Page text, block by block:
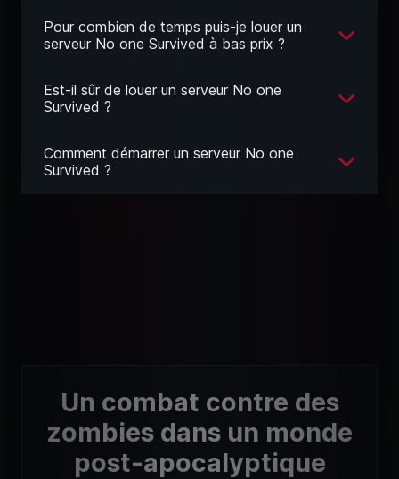
Pour combien de temps puis-je louer un
serveur No one Survived à bas prix ?
Est-il sûr de louer un serveur No one
Survived ?
Comment démarrer un serveur No one
Survived ?
Un combat contre des
zombies dans un monde
post-apocalyptique